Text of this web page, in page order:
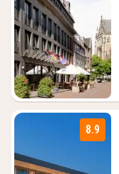
8.9